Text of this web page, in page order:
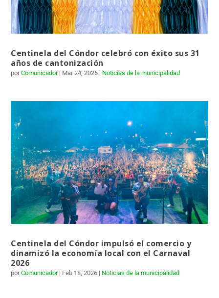
Centinela del Cóndor celebró con éxito sus 31
años de cantonización
porComunicador| Mar 24, 2026 | Noticias de la municipalidad
Centinela del Cóndor impulsó el comercio y
dinamizó la economía local con el Carnaval
2026
porComunicador| Feb 18, 2026 | Noticias de la municipalidad